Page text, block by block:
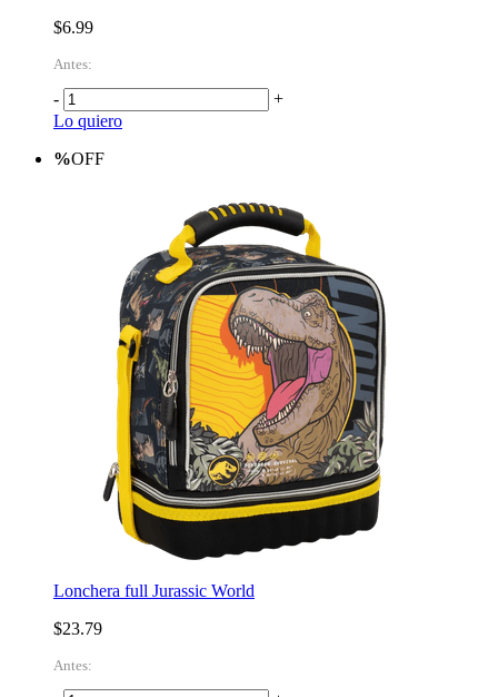
$6.99
Antes:
-
+
Lo quiero
%OFF
Lonchera full Jurassic World
$23.79
Antes: